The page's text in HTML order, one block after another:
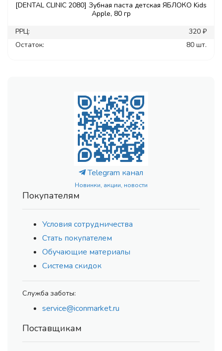
[DENTAL CLINIC 2080] Зубная паста детская ЯБЛОКО Kids
Apple, 80 гр
РРЦ:
320 ₽
Остаток:
80 шт.
Telegram канал
Новинки, акции, новости
Покупателям
Условия сотрудничества
Стать покупателем
Обучающие материалы
Система скидок
Служба заботы:
service@iconmarket.ru
Поставщикам